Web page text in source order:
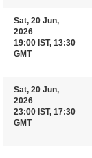
Sat, 20 Jun,
2026
19:00 IST, 13:30
GMT
Sat, 20 Jun,
2026
23:00 IST, 17:30
GMT